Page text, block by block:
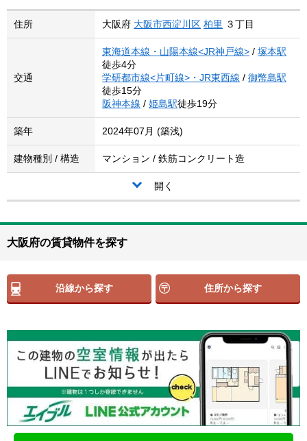
住所 大阪府 大阪市西淀川区 柏里 ３丁目
交通
東海道本線・山陽本線<JR神戸線> / 塚本駅
徒歩4分
学研都市線<片町線>・JR東西線 / 御幣島駅
徒歩15分
阪神本線 / 姫島駅徒歩19分
築年 2024年07月 (築浅)
建物種別 / 構造 マンション / 鉄筋コンクリート造
開く
大阪府の賃貸物件を探す
沿線から探す 住所から探す